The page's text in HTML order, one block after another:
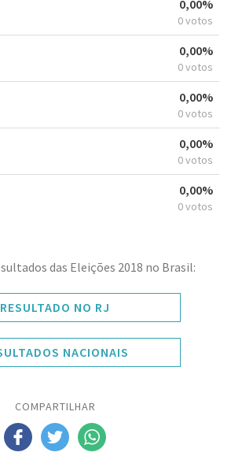
0,00%
0 votos
0,00%
0 votos
0,00%
0 votos
0,00%
0 votos
0,00%
0 votos
das Eleições 2018 no Brasil:
RESULTADO NO RJ
NACIONAIS
COMPARTILHAR